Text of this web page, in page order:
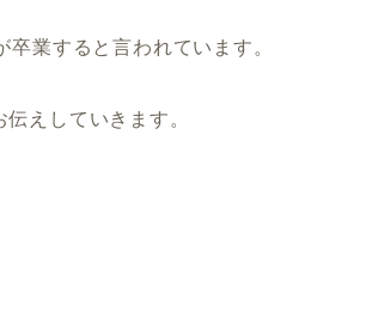
卒業すると言われています。
えしていきます。